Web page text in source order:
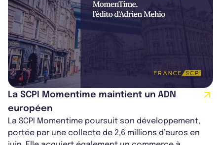
La SCPI Momentime maintient un ADN
européen
La SCPI Momentime poursuit son développement,
portée par une collecte de 2,6 millions d’euros en